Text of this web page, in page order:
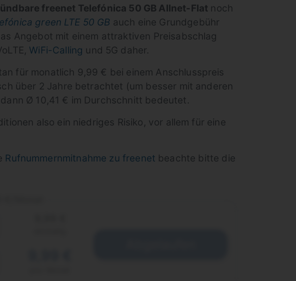
freenet Telefónica 50 GB Allnet-Flat noch
green LTE 50 GB auch eine Grundgebühr
Angebot mit einem attraktiven Preisabschlag
WiFi-Calling und 5G daher.
für monatlich 9,99 € bei einem Anschlusspreis
über 2 Jahre betrachtet (um besser mit anderen
Ø 10,41 € im Durchschnitt bedeutet.
also ein niedriges Risiko, vor allem für eine
Rufnummernmitnahme zu freenet beachte bitte die